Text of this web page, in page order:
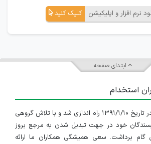
نرم افزار و اپلیکیشن کلیک کنید
ابتدای صفحه
استخدام
سایت ایران استخدام در تاریخ ۱۳۹۱/۱/۱۰ راه اندازی شد و با تلاش گروهی
خود در جهت تبدیل شدن به مرجع بروز
برداشت. سعی همیشگی همکاران ما ارائه